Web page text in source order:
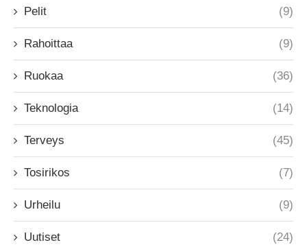
Pelit (9)
Rahoittaa (9)
Ruokaa (36)
Teknologia (14)
Terveys (45)
Tosirikos (7)
Urheilu (9)
Uutiset (24)